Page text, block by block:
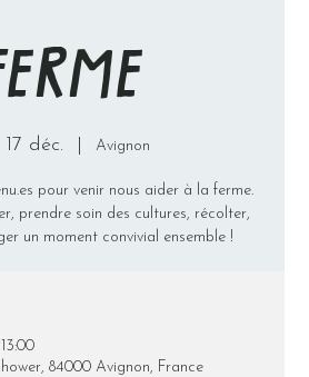
17 déc. Avignon
pour venir nous aider à la ferme.
prendre soin des cultures, récolter,
un moment convivial ensemble !
84000 Avignon, France